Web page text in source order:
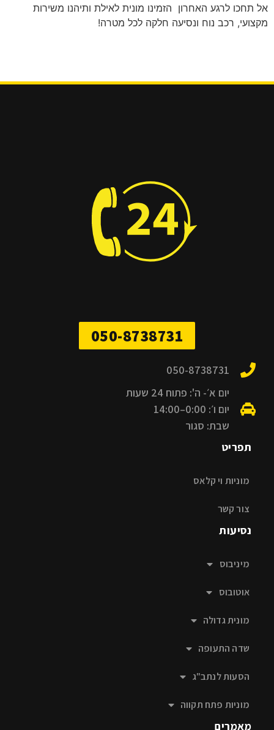
אל תחכו לרגע האחרון הזמינו מונית לאילת ותיהנו משירות
מקצועי, רכב נוח ונסיעה חלקה לכל מטרה!
050-8738731
050-8738731
יום א׳- ה': פתוח 24 שעות
יום ו׳: 0:00–14:00
שבת: סגור
תפריט
מוניות וי קלאס
צור קשר
נסיעות
מיניבוס
אוטובוס
מונית גדולה
שדה התעופה
הסעות לנתב"ג
מוניות פתח תקווה
מאמרים